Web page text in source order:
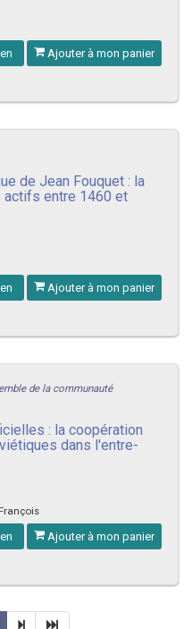
Ajouter à mon panier
de Jean Fouquet : la
actifs entre 1460 et
Ajouter à mon panier
de la communauté
: la coopération
dans l'entre-
Ajouter à mon panier